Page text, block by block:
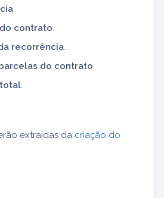
contrato
recorrência
do contrato
extraídas da criação do